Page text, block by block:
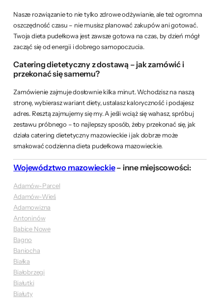
Nasze rozwiązanie to nie tylko zdrowe odżywianie, ale też ogromna
oszczędność czasu – nie musisz planować zakupów ani gotować.
Twoja dieta pudełkowa jest zawsze gotowa na czas, by dzień mógł
zacząć się od energii i dobrego samopoczucia.
Catering dietetyczny z dostawą – jak zamówić i
przekonać się samemu?
Zamówienie zajmuje dosłownie kilka minut. Wchodzisz na naszą
stronę, wybierasz wariant diety, ustalasz kaloryczność i podajesz
adres. Resztą zajmujemy się my. A jeśli wciąż się wahasz, spróbuj
zestawu próbnego – to najlepszy sposób, żeby przekonać się, jak
działa catering dietetyczny mazowieckie i jak dobrze może
smakować codzienna dieta pudełkowa mazowieckie.
Województwo mazowieckie– inne miejscowości:
Adamów-Parcel
Adamów-Wieś
Adamowizna
Antoninów
Babice Nowe
Bagno
Baniocha
Białka
Białobrzegi
Białutki
Białuty